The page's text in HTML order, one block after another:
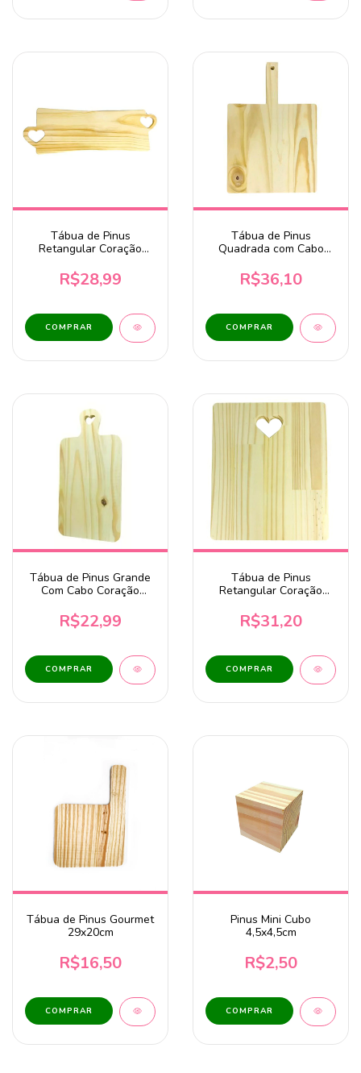
Tábua de Pinus
Retangular Coração
R$28,99
Tábua de Pinus
Quadrada com Cabo
R$36,10
Tábua de Pinus Grande
Com Cabo Coração
R$22,99
Tábua de Pinus
Retangular Coração
R$31,20
Tábua de Pinus Gourmet
29x20cm
R$16,50
Pinus Mini Cubo
4,5x4,5cm
R$2,50